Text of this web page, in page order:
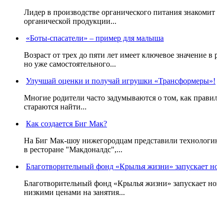
Лидер в производстве органического питания
органической продукции...
«Боты-спасатели» – пример для малыша
Возраст от трех до пяти лет имеет ключевое значение
но уже самостоятельного...
Улучшай оценки и получай игрушки «Трансформеры»!
Многие родители часто задумываются о том, как
стараются найти...
Как создается Биг Мак?
На Биг Мак-шоу нижегородцам представили
в ресторане "Макдоналдс",...
Благотворительный фонд «Крылья жизни» запускает
Благотворительный фонд «Крылья жизни» запускает
низкими ценами на занятия...